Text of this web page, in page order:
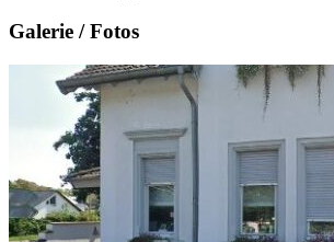
Galerie / Fotos